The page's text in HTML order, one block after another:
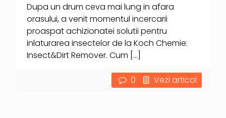
Dupa un drum ceva mai lung in afara
orasului, a venit momentul incercarii
proaspat achizionatei solutii pentru
inlaturarea insectelor de la Koch Chemie:
Insect&Dirt Remover. Cum […]
0 Vezi articol